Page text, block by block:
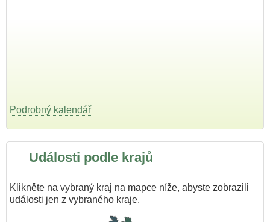
Podrobný kalendář
Události podle krajů
Klikněte na vybraný kraj na mapce níže, abyste zobrazili
události jen z vybraného kraje.